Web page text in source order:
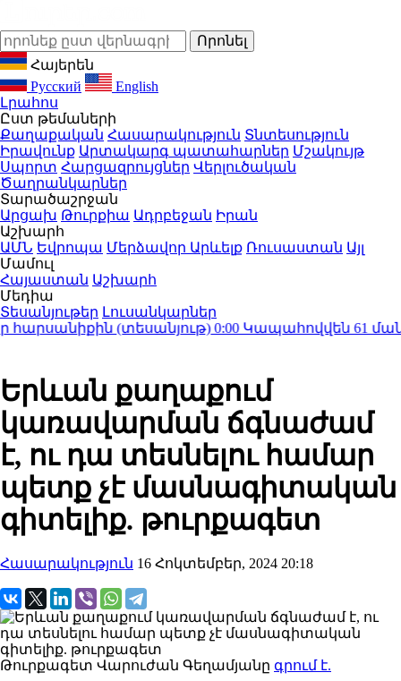
Հայերեն
Русский
English
Լրահոս
Ըստ թեմաների
Քաղաքական Հասարակություն Տնտեսություն
Իրավունք Արտակարգ պատահարներ Մշակույթ
Սպորտ Հարցազրույցներ Վերլուծական
Ծաղրանկարներ
Տարածաշրջան
Արցախ Թուրքիա Ադրբեջան Իրան
Աշխարհ
ԱՄՆ Եվրոպա Մերձավոր Արևելք Ռուսաստան Այլ
Մամուլ
Հայաստան Աշխարհ
Մեդիա
Տեսանյութեր Լուսանկարներ
(տեսանյութ)0:00Կապահովվեն 61
Երևան քաղաքում
կառավարման ճգնաժամ
է, ու դա տեսնելու համար
պետք չէ մասնագիտական
գիտելիք. թուրքագետ
Հասարակություն 16 Հոկտեմբեր, 2024 20:18
Թուրքագետ Վարուժան Գեղամյանը գրում է.